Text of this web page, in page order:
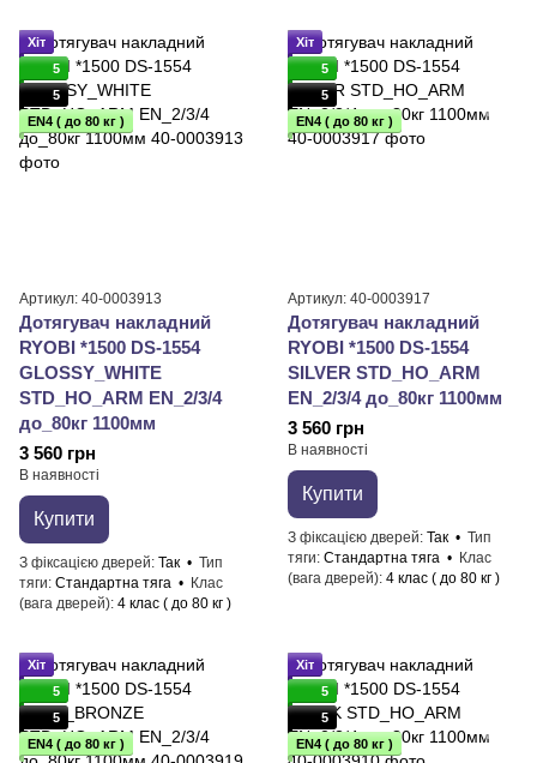
Хіт
5
5
EN4 ( до 80 кг )
Артикул: 40-0003913
Дотягувач накладний
RYOBI *1500 DS-1554
GLOSSY_WHITE
STD_HO_ARM EN_2/3/4
до_80кг 1100мм
3 560 грн
В наявності
Купити
З фіксацією дверей Так
Тип
тяги Стандартна тяга
Клас
(вага дверей) 4 клас ( до 80 кг )
Хіт
5
5
EN4 ( до 80 кг )
Артикул: 40-0003917
Дотягувач накладний
RYOBI *1500 DS-1554
SILVER STD_HO_ARM
EN_2/3/4 до_80кг 1100мм
3 560 грн
В наявності
Купити
З фіксацією дверей Так
Тип
тяги Стандартна тяга
Клас
(вага дверей) 4 клас ( до 80 кг )
Хіт
5
5
EN4 ( до 80 кг )
Хіт
5
5
EN4 ( до 80 кг )